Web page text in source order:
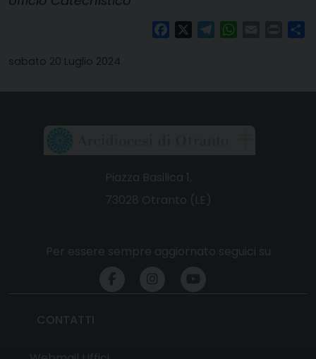
FacebookTelegramWhatsAppPrint
sabato 20 Luglio 2024